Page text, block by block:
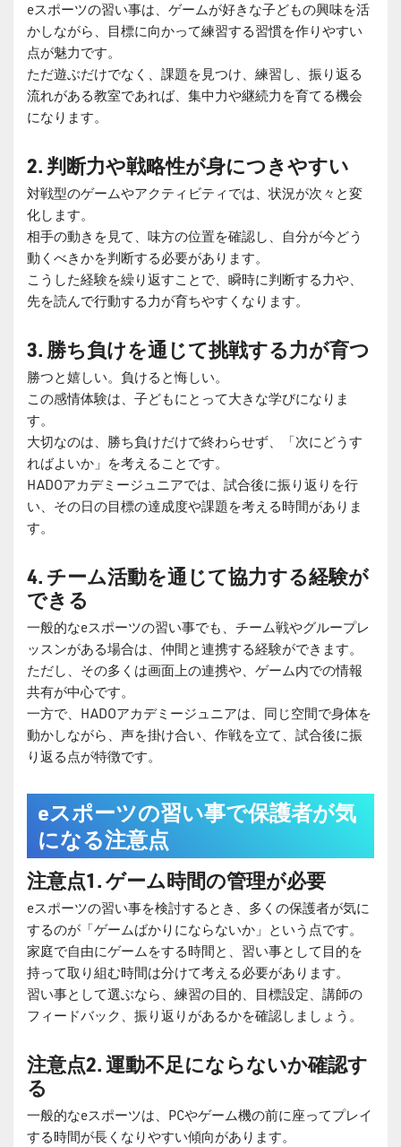
eスポーツの習い事は、ゲームが好きな子どもの興味を活
かしながら、目標に向かって練習する習慣を作りやすい
点が魅力です。
ただ遊ぶだけでなく、課題を見つけ、練習し、振り返る
流れがある教室であれば、集中力や継続力を育てる機会
になります。
2. 判断力や戦略性が身につきやすい
対戦型のゲームやアクティビティでは、状況が次々と変
化します。
相手の動きを見て、味方の位置を確認し、自分が今どう
動くべきかを判断する必要があります。
こうした経験を繰り返すことで、瞬時に判断する力や、
先を読んで行動する力が育ちやすくなります。
3. 勝ち負けを通じて挑戦する力が育つ
勝つと嬉しい。負けると悔しい。
この感情体験は、子どもにとって大きな学びになりま
す。
大切なのは、勝ち負けだけで終わらせず、「次にどうす
ればよいか」を考えることです。
HADOアカデミージュニアでは、試合後に振り返りを行
い、その日の目標の達成度や課題を考える時間がありま
す。
4. チーム活動を通じて協力する経験が
できる
一般的なeスポーツの習い事でも、チーム戦やグループレ
ッスンがある場合は、仲間と連携する経験ができます。
ただし、その多くは画面上の連携や、ゲーム内での情報
共有が中心です。
一方で、HADOアカデミージュニアは、同じ空間で身体を
動かしながら、声を掛け合い、作戦を立て、試合後に振
り返る点が特徴です。
eスポーツの習い事で保護者が気
になる注意点
注意点1. ゲーム時間の管理が必要
eスポーツの習い事を検討するとき、多くの保護者が気に
するのが「ゲームばかりにならないか」という点です。
家庭で自由にゲームをする時間と、習い事として目的を
持って取り組む時間は分けて考える必要があります。
習い事として選ぶなら、練習の目的、目標設定、講師の
フィードバック、振り返りがあるかを確認しましょう。
注意点2. 運動不足にならないか確認す
る
一般的なeスポーツは、PCやゲーム機の前に座ってプレイ
する時間が長くなりやすい傾向があります。